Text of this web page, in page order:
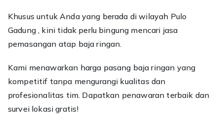
Khusus untuk Anda yang berada di wilayah Pulo
Gadung , kini tidak perlu bingung mencari jasa
pemasangan atap baja ringan.
Kami menawarkan harga pasang baja ringan yang
kompetitif tanpa mengurangi kualitas dan
profesionalitas tim. Dapatkan penawaran terbaik dan
survei lokasi gratis!